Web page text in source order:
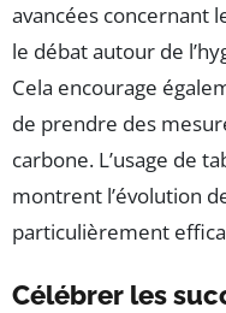
avancées concernant
le débat autour de
Cela encourage
de prendre des
carbone. L’usage de
montrent l’évolution
particulièrement
Célébrer les